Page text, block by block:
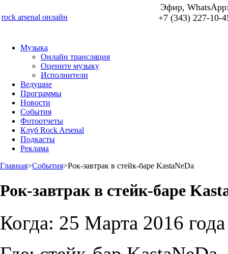
rock arsenal онлайн
Эфир,
+7 (343) 227-10-
Музыка
Онлайн трансляция
Оцените музыку
Исполнители
Ведущие
Программы
Новости
События
Фотоотчеты
Клуб Rock Arsenal
Подкасты
Реклама
Главная>События>Рок-завтрак в стейк-баре KastaNeDa
Рок-завтрак в стейк-баре
Когда: 25 Марта 2016 года